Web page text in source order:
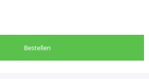
Bestellen